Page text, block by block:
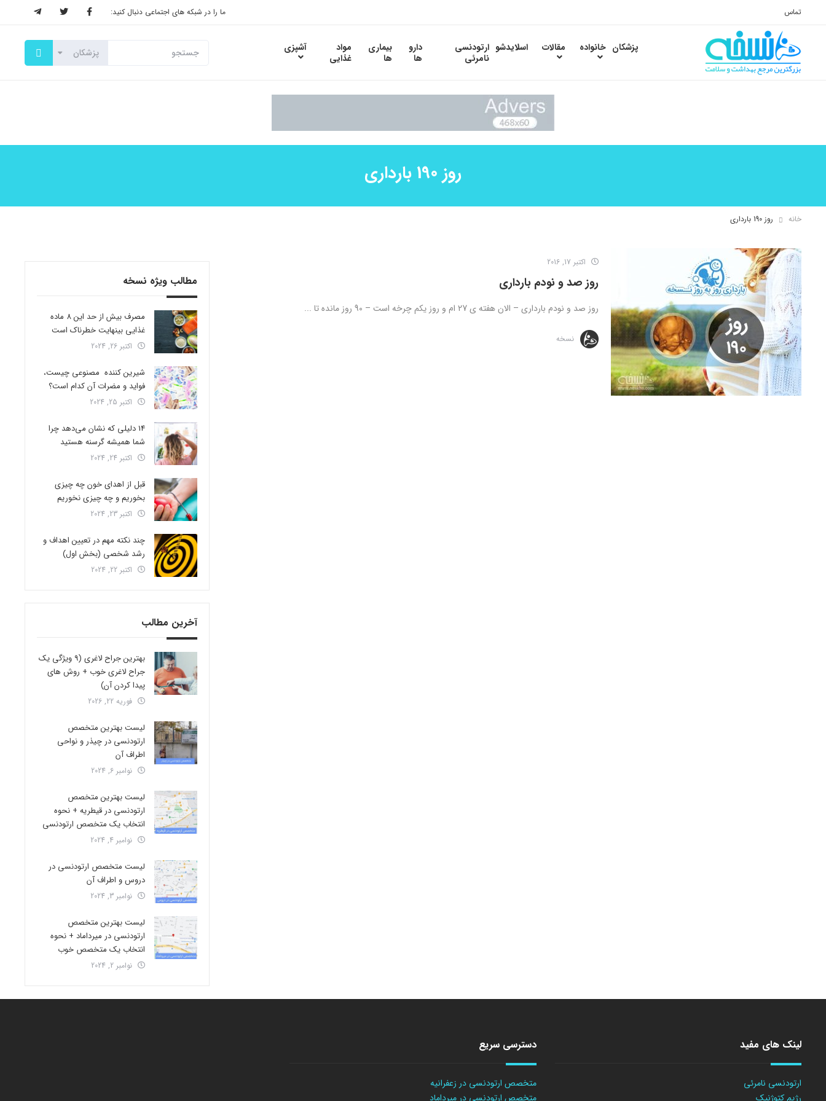
تماس ما را در شبکه های اجتماعی دنبال کنید:
پزشکان خانواده مقالات اسلایدشو ارتودنسی
نامرئی
دارو
ها
بیماری
ها
مواد
غذایی
آشپزی
روز 190 بارداری
خانه روز 190 بارداری
اکتبر 17, 2016
روز صد و نودم بارداری
روز صد و نودم بارداری – الان هفته ی 27 ام و روز یکم چرخه است – 90 روز مانده تا ...
نسخه
مطالب ویژه نسخه
مصرف بیش از حد این 8 ماده
غذایی بینهایت خطرناک است
اکتبر 26, 2024
شیرین کننده مصنوعی چیست،
فواید و مضرات آن کدام است؟
اکتبر 25, 2024
14 دلیلی که نشان می‌دهد چرا
شما همیشه گرسنه هستید
اکتبر 24, 2024
قبل از اهدای خون چه چیزی
بخوریم و چه چیزی نخوریم
اکتبر 23, 2024
چند نکته مهم در تعیین اهداف و
رشد شخصی (بخش اول)
اکتبر 22, 2024
آخرین مطالب
بهترین جراح لاغری (9 ویژگی یک
جراح لاغری خوب + روش های
پیدا کردن آن)
فوریه 22, 2026
لیست بهترین متخصص
ارتودنسی در چیذر و نواحی
اطراف آن
نوامبر 6, 2024
لیست بهترین متخصص
ارتودنسی در قیطریه + نحوه
انتخاب یک متخصص ارتودنسی
نوامبر 4, 2024
لیست متخصص ارتودنسی در
دروس و اطراف آن
نوامبر 3, 2024
لیست بهترین متخصص
ارتودنسی در میرداماد + نحوه
انتخاب یک متخصص خوب
نوامبر 2, 2024
لینک های مفید
ارتودنسی نامرئی
رژیم کتوژنیک
دسترسی سریع
متخصص ارتودنسی در زعفرانیه
متخصص ارتودنسی در میرداماد